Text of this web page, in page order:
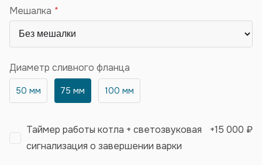
Мешалка
Диаметр сливного фланца
50 мм 75 мм 100 мм
Таймер работы котла + светозвуковая
сигнализация о завершении варки
+15 000 ₽